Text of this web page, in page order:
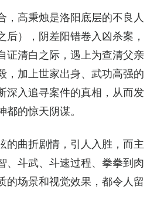
，高秉烛是洛阳底层的不良人
后），阴差阳错卷入凶杀案，
证清白之际，遇上为查清父亲
，加上世家出身、武功高强的
深入追寻案件的真相，从而发
的惊天阴谋。
的曲折剧情，引人入胜，而主
、斗武、斗速过程、拳拳到肉
的场景和视觉效果，都令人留